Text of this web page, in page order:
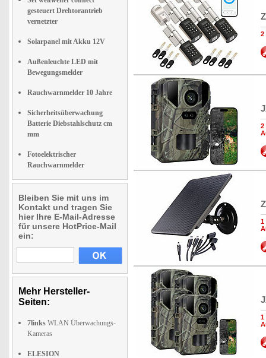
gesteuert Drehtorantrieb
vernetzter
Solarpanel mit Akku 12V
Außenleuchte LED mit
Bewegungsmelder
Rauchwarnmelder 10 Jahre
Sicherheitsüberwachung
Batterie Diebstahlschutz cm
mm
Fotoelektrischer
Rauchwarnmelder
Bleiben Sie mit uns im
Kontakt und tragen Sie
hier Ihre E-Mail-Adresse
für unsere HotPrice-Mail
ein:
Mehr Hersteller-
Seiten:
7links WLAN Überwachungs-
Kameras
ELESION
2
2
1
1